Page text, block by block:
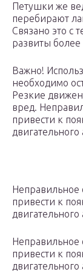
Петушки же
перебирают
Связано это с
развиты более
Важно!
необходимо
Резкие
вред.
привести к
двигательного
Неправильное
привести к
двигательного
Неправильное
привести к
двигательного